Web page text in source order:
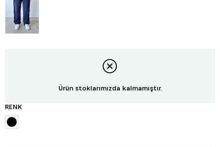
Ürün stoklarımızda kalmamıştır.
RENK